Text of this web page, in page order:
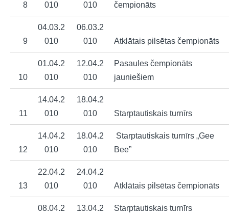
8
010
010
čempionāts
9
04.03.2
010
06.03.2
010
Atklātais pilsētas čempionāts
10
01.04.2
010
12.04.2
010
Pasaules čempionāts
jauniešiem
11
14.04.2
010
18.04.2
010
Starptautiskais turnīrs
12
14.04.2
010
18.04.2
010
Starptautiskais turnīrs „Gee
Bee”
13
22.04.2
010
24.04.2
010
Atklātais pilsētas čempionāts
08.04.2
13.04.2
Starptautiskais turnīrs